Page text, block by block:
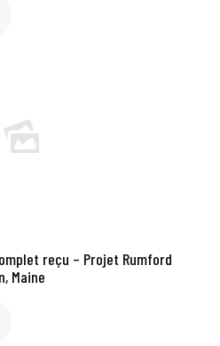
reçu – Projet Rumford
Maine